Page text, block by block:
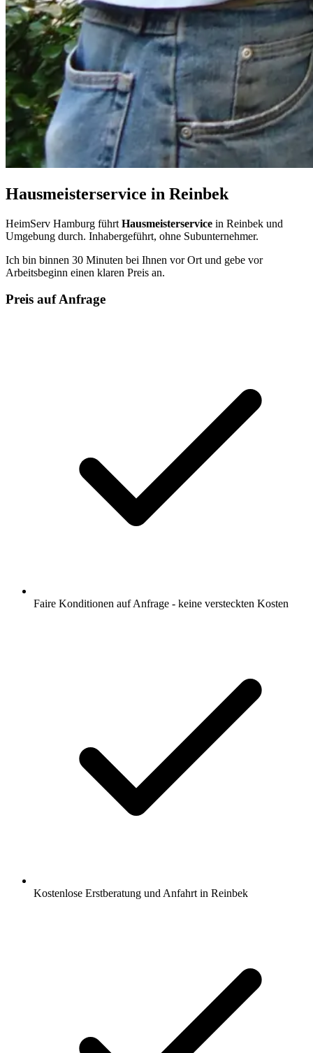
Hausmeisterservice in Reinbek
HeimServ Hamburg führt Hausmeisterservice in Reinbek und
Umgebung durch. Inhabergeführt, ohne Subunternehmer.
Ich bin binnen 30 Minuten bei Ihnen vor Ort und gebe vor
Arbeitsbeginn einen klaren Preis an.
Preis auf Anfrage
Faire Konditionen auf Anfrage - keine versteckten Kosten
Kostenlose Erstberatung und Anfahrt in Reinbek